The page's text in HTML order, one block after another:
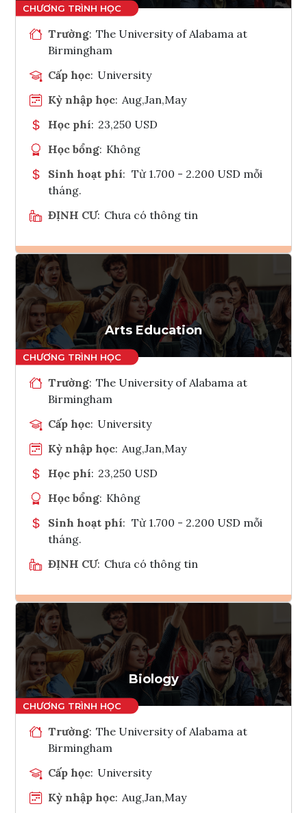
Trường: The University of Alabama at
Birmingham
Cấp học: University
Kỳ nhập học: Aug,Jan,May
Học phí: 23,250 USD
Học bổng: Không
Sinh hoạt phí: Từ 1.700 - 2.200 USD mỗi
tháng.
ĐỊNH CƯ: Chưa có thông tin
Ghi danh
Tham vấn Interlink
Arts Education
Trường: The University of Alabama at
Birmingham
Cấp học: University
Kỳ nhập học: Aug,Jan,May
Học phí: 23,250 USD
Học bổng: Không
Sinh hoạt phí: Từ 1.700 - 2.200 USD mỗi
tháng.
ĐỊNH CƯ: Chưa có thông tin
Ghi danh
Tham vấn Interlink
Biology
Trường: The University of Alabama at
Birmingham
Cấp học: University
Kỳ nhập học: Aug,Jan,May